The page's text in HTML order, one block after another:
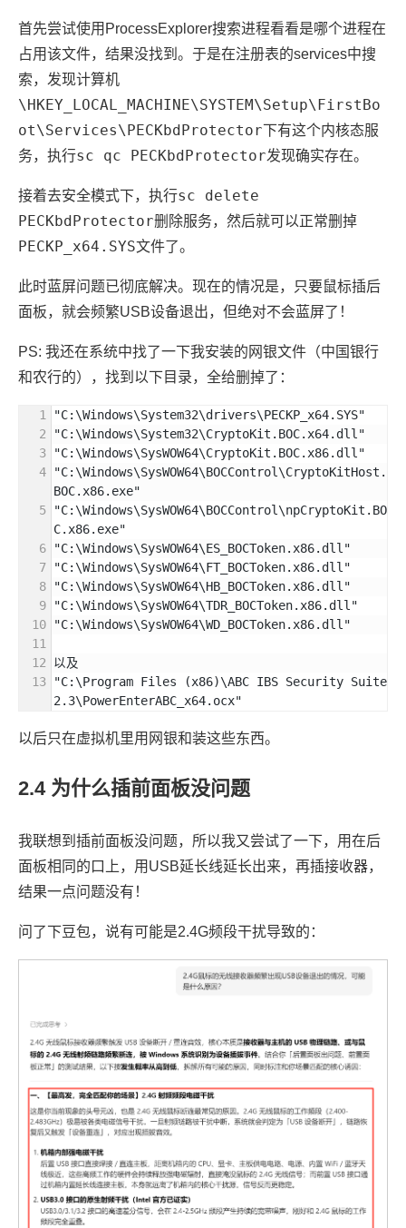
首先尝试使用ProcessExplorer搜索进程看看是哪个进程在
占用该文件，结果没找到。于是在注册表的services中搜
索，发现计算机
\HKEY_LOCAL_MACHINE\SYSTEM\Setup\FirstBo
ot\Services\PECKbdProtector下有这个内核态服
务，执行sc qc PECKbdProtector发现确实存在。
接着去安全模式下，执行sc delete
PECKbdProtector删除服务，然后就可以正常删掉
PECKP_x64.SYS文件了。
此时蓝屏问题已彻底解决。现在的情况是，只要鼠标插后
面板，就会频繁USB设备退出，但绝对不会蓝屏了！
PS: 我还在系统中找了一下我安装的网银文件（中国银行
和农行的），找到以下目录，全给删掉了：
"C:\Windows\System32\drivers\PECKP_x64.SYS"
"C:\Windows\System32\CryptoKit.BOC.x64.dll"
"C:\Windows\SysWOW64\CryptoKit.BOC.x86.dll"
"C:\Windows\SysWOW64\BOCControl\CryptoKitHost.
BOC.x86.exe"
"C:\Windows\SysWOW64\BOCControl\npCryptoKit.BO
C.x86.exe"
"C:\Windows\SysWOW64\ES_BOCToken.x86.dll"
"C:\Windows\SysWOW64\FT_BOCToken.x86.dll"
"C:\Windows\SysWOW64\HB_BOCToken.x86.dll"
"C:\Windows\SysWOW64\TDR_BOCToken.x86.dll"
"C:\Windows\SysWOW64\WD_BOCToken.x86.dll"
以及
"C:\Program Files (x86)\ABC IBS Security Suite
2.3\PowerEnterABC_x64.ocx"
以后只在虚拟机里用网银和装这些东西。
2.4 为什么插前面板没问题
我联想到插前面板没问题，所以我又尝试了一下，用在后
面板相同的口上，用USB延长线延长出来，再插接收器，
结果一点问题没有！
问了下豆包，说有可能是2.4G频段干扰导致的：